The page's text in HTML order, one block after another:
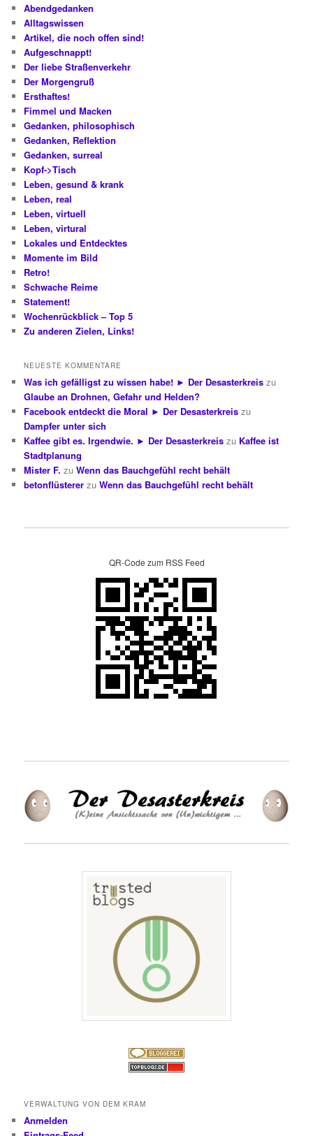
Abendgedanken
Alltagswissen
Artikel, die noch offen sind!
Aufgeschnappt!
Der liebe Straßenverkehr
Der Morgengruß
Ersthaftes!
Fimmel und Macken
Gedanken, philosophisch
Gedanken, Reflektion
Gedanken, surreal
Kopf->Tisch
Leben, gesund & krank
Leben, real
Leben, virtuell
Leben, virtural
Lokales und Entdecktes
Momente im Bild
Retro!
Schwache Reime
Statement!
Wochenrückblick – Top 5
Zu anderen Zielen, Links!
NEUESTE KOMMENTARE
Was ich gefälligst zu wissen habe! ► Der Desasterkreis zu
Glaube an Drohnen, Gefahr und Helden?
Facebook entdeckt die Moral ► Der Desasterkreis zu
Dampfer unter sich
Kaffee gibt es. Irgendwie. ► Der Desasterkreis zu Kaffee ist
Stadtplanung
Mister F. zuWenn das Bauchgefühl recht behält
betonflüsterer zuWenn das Bauchgefühl recht behält
QR-Code zum RSS Feed
VERWALTUNG VON DEM KRAM
Anmelden